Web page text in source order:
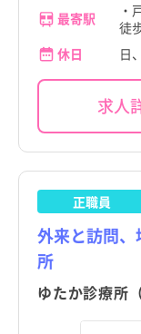
兵庫県
奈良県
和歌山県
鳥取県
島根県
岡山県
広島県
山口県
徳島県
日野市
東村山市
国分寺市
国立市
福生市
狛江市
清瀬市
立会川駅
大森海岸駅
戸越駅
大井競馬場
品川シーサ
旗の台駅
西大井駅
大井町駅
大崎駅
高給与
最寄駅
・
徒
休日
日
求人
正職員
外来と訪問
所
ゆたか診療所
兵庫県
奈良県
和歌山県
鳥取県
島根県
岡山県
広島県
山口県
徳島県
日野市
東村山市
国分寺市
国立市
福生市
狛江市
清瀬市
立会川駅
大森海岸駅
戸越駅
大井競馬場
品川シーサ
旗の台駅
西大井駅
大井町駅
大崎駅
高給与